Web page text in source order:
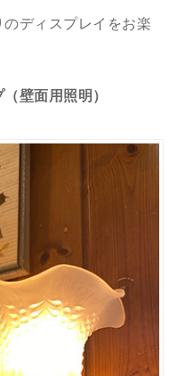
ディスプレイをお楽
壁面用照明）